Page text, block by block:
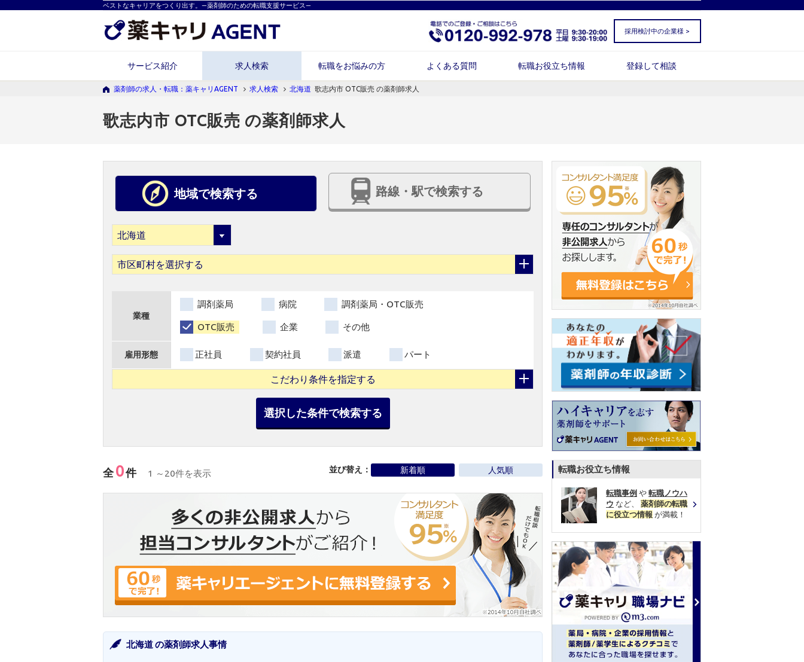
ベストなキャリアをつくり出す。―薬剤師のための転職支援サービス―
採用検討中の企業様 >
サービス紹介 求人検索 転職をお悩みの方 よくある質問 転職お役立ち情報 登録して相談
薬剤師の求人・転職：薬キャリAGENT 求人検索 北海道 歌志内市 OTC販売 の薬剤師求人
歌志内市 OTC販売 の薬剤師求人
地域で検索する 路線・駅で検索する
市区町村を選択する
業種
調剤薬局 病院 調剤薬局・OTC販売
OTC販売 企業 その他
雇用形態 正社員 契約社員 派遣 パート
こだわり条件を指定する
選択した条件で検索する
全 0件 1 ～20件を表示 並び替え： 新着順 人気順
北海道 の薬剤師求人事情
転職お役立ち情報
転職事例 や 転職ノウハ
ウ など、 薬剤師の転職
に役立つ情報 が満載！